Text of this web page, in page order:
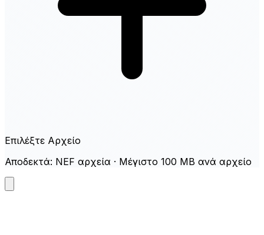
Επιλέξτε Αρχείο
Αποδεκτά: NEF αρχεία · Μέγιστο 100 MB ανά αρχείο